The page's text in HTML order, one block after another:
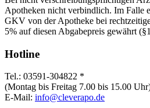
Apotheken nicht verbindlich. Im Falle
GKV von der Apotheke bei
5% auf diesen Abgabepreis gewährt
Hotline
Tel.: 03591-304822 *
(Montag bis Freitag 7.00 bis 15.00
E-Mail: info@cleverapo.de